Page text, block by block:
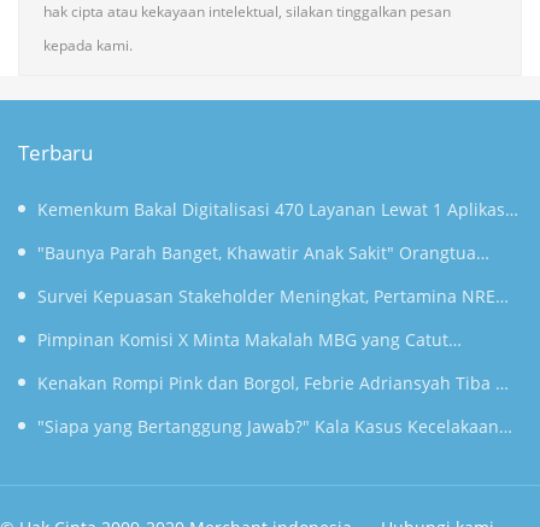
hak cipta atau kekayaan intelektual, silakan tinggalkan pesan
kepada kami.
Terbaru
Kemenkum Bakal Digitalisasi 470 Layanan Lewat 1 Aplikasi
Super Mulai September
"Baunya Parah Banget, Khawatir Anak Sakit" Orangtua
Keluhkan Gunungan Sampah di SDN Kedaung Kali Angke
Survei Kepuasan Stakeholder Meningkat, Pertamina NRE
Perkuat Komitmen Mewujudkan Transisi Energi
Berkelanjutan
Pimpinan Komisi X Minta Makalah MBG yang Catut
Prabowo Diusut
Kenakan Rompi Pink dan Borgol, Febrie Adriansyah Tiba di
Kejagung untuk Diperiksa
"Siapa yang Bertanggung Jawab?" Kala Kasus Kecelakaan